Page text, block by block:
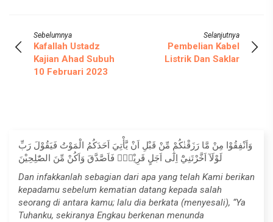
Sebelumnya
Kafallah Ustadz
Kajian Ahad Subuh
10 Februari 2023
Selanjutnya
Pembelian Kabel
Listrik Dan Saklar
وَاَنْفِقُوْا مِنْ مَّا رَزَقْنٰكُمْ مِّنْ قَبْلِ اَنْ يَّأْتِيَ اَحَدَكُمُ الْمَوْتُ فَيَقُوْلَ رَبِّ
لَوْلَآ اَخَّرْتَنِيْٓ اِلٰٓى اَجَلٍ قَرِيْبٍۚ فَاَصَّدَّقَ وَاَكُنْ مِّنَ الصّٰلِحِيْنَ
Dan infakkanlah sebagian dari apa yang telah Kami berikan
kepadamu sebelum kematian datang kepada salah
seorang di antara kamu; lalu dia berkata (menyesali), “Ya
Tuhanku, sekiranya Engkau berkenan menunda